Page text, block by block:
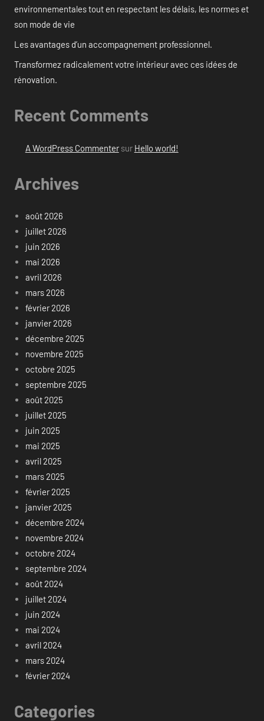
environnementales tout en respectant les délais, les normes et
son mode de vie
Les avantages d’un accompagnement professionnel.
Transformez radicalement votre intérieur avec ces idées de
rénovation.
Recent Comments
A WordPress Commentersur Hello world!
Archives
août 2026
juillet 2026
juin 2026
mai 2026
avril 2026
mars 2026
février 2026
janvier 2026
décembre 2025
novembre 2025
octobre 2025
septembre 2025
août 2025
juillet 2025
juin 2025
mai 2025
avril 2025
mars 2025
février 2025
janvier 2025
décembre 2024
novembre 2024
octobre 2024
septembre 2024
août 2024
juillet 2024
juin 2024
mai 2024
avril 2024
mars 2024
février 2024
Categories